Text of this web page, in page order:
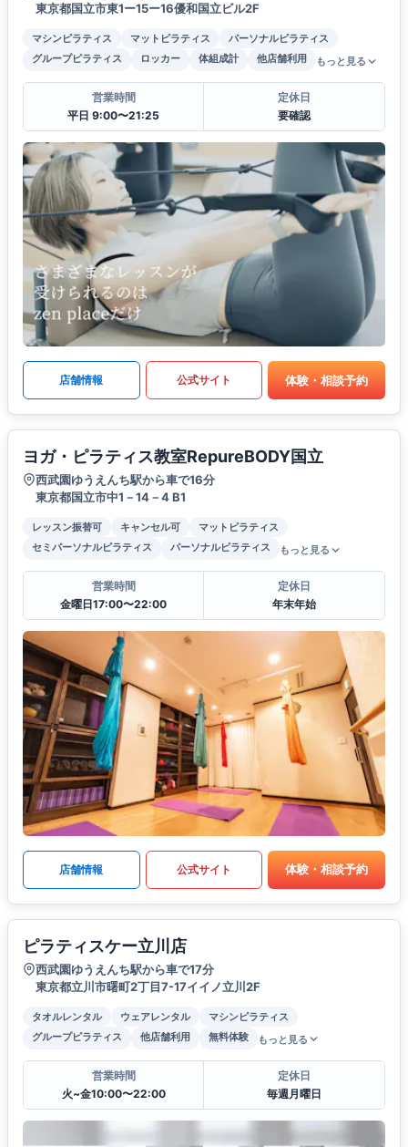
東京都国立市東1ー15ー16優和国立ビル2F
マシンピラティス マットピラティス
パーソナルピラティス
グループピラティス
ロッカー 体組成計 他店舗利用 もっと見る
営業時間
平日 9:00〜21:25
定休日
要確認
店舗情報 公式サイト 体験・相談予約
ヨガ・ピラティス教室RepureBODY国立
西武園ゆうえんち駅から車で16分
東京都国立市中1－14－4 B1
レッスン振替可 キャンセル可
マットピラティス
セミパーソナルピラティス
パーソナルピラティス もっと見る
営業時間
金曜日17:00〜22:00
定休日
年末年始
店舗情報 公式サイト 体験・相談予約
ピラティスケー立川店
西武園ゆうえんち駅から車で17分
東京都立川市曙町2丁目7-17イイノ立川2F
タオルレンタル ウェアレンタル
マシンピラティス
グループピラティス
他店舗利用 無料体験 もっと見る
営業時間
火~金10:00〜22:00
定休日
毎週月曜日